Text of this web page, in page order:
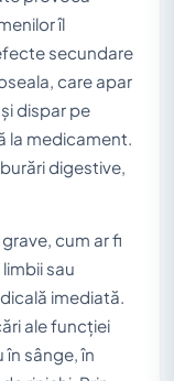
îl
secundare
care apar
dispar pe
la medicament.
digestive,
cum ar fi
sau
imediată.
ale funcției
în sânge, în